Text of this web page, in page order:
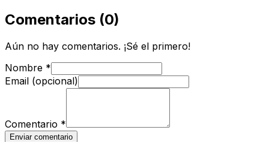
Comentarios (0)
Aún no hay comentarios. ¡Sé el primero!
Nombre *
Email (opcional)
Comentario *
Enviar comentario